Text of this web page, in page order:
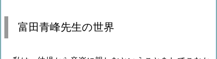
富田青峰先生の世界